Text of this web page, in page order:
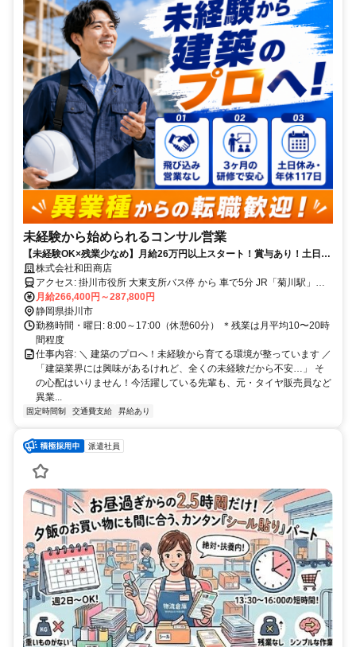
未経験から始められるコンサル営業
【未経験OK×残業少なめ】月給26万円以上スタート！賞与あり！土日休
み＆転勤なしのルート営業◎建築知識ゼロから丁寧に教えます！
株式会社和田商店
アクセス: 掛川市役所 大東支所バス停 から 車で5分 JR「菊川駅」よ
り車で25分 JR「掛川駅」より車で26分 JR「愛野駅」より車で27分
JR「袋井駅」より車で28分 JR「磐田駅」より車で33分 広がる空と
海のすぐ近く！青空のもとで気持ちよく働ける環境です。 落ち着い
たロケーションで、ゆとりを持って働きたい方にぴったりです！ ★
車通勤OK（無料駐車場あり）
月給266,400円～287,800円
静岡県掛川市
勤務時間・曜日: 8:00～17:00（休憩60分） ＊残業は月平均10〜20時
間程度
仕事内容: ＼ 建築のプロへ！未経験から育てる環境が整っています ／
「建築業界には興味があるけれど、全くの未経験だから不安…」 そ
の心配はいりません！今活躍している先輩も、元・タイヤ販売員など
異業...
固定時間制 交通費支給 昇給あり
派遣社員